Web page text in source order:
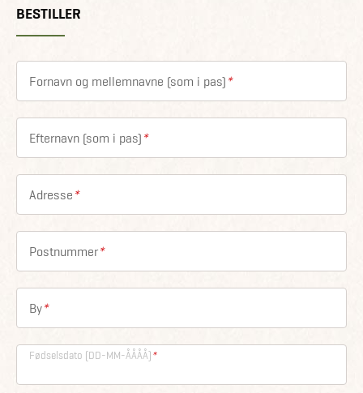
BESTILLER
Fornavn og mellemnavne (som i pas)*
Efternavn (som i pas)*
Adresse*
Postnummer*
By*
Fødselsdato (DD-MM-ÅÅÅÅ)*